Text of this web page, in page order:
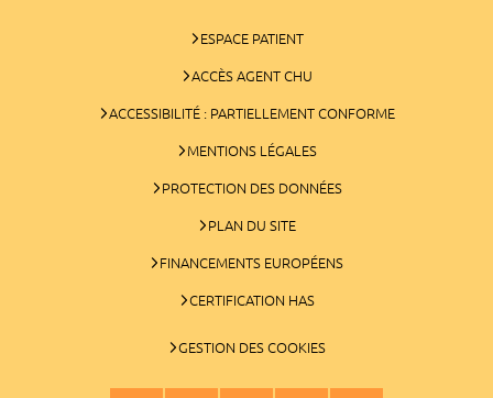
ESPACE PATIENT
ACCÈS AGENT CHU
ACCESSIBILITÉ : PARTIELLEMENT CONFORME
MENTIONS LÉGALES
PROTECTION DES DONNÉES
PLAN DU SITE
FINANCEMENTS EUROPÉENS
CERTIFICATION HAS
GESTION DES COOKIES